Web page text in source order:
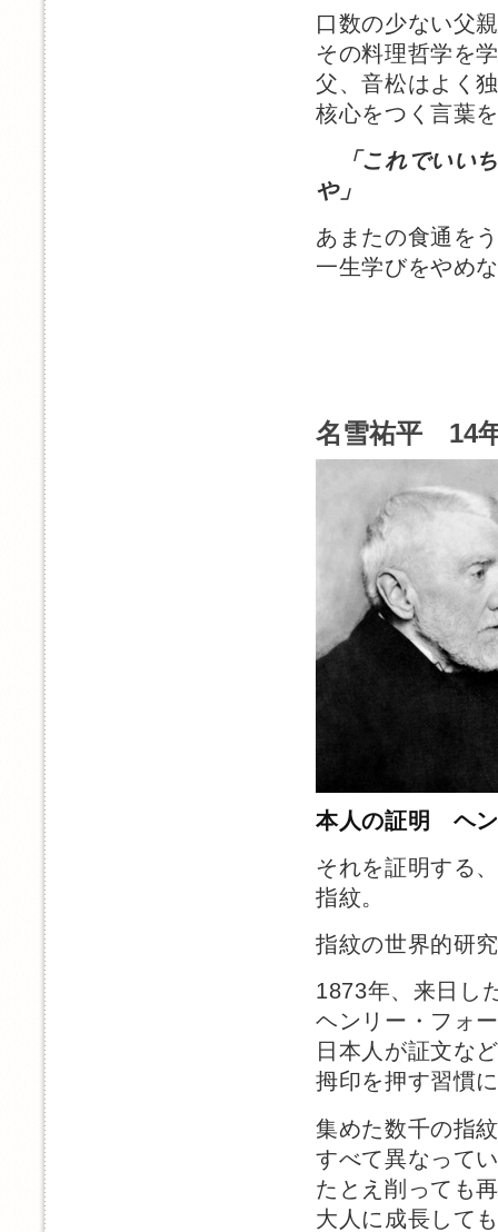
口数の少ない父
その料理哲学を
父、音松はよく
核心をつく言葉
「これでいい
や」
あまたの食通を
一生学びをやめ
名雪祐平 14
本人の証明 ヘ
それを証明する
指紋。
指紋の世界的研
1873年、来日し
ヘンリー・フォ
日本人が証文な
拇印を押す習慣
集めた数千の指
すべて異なって
たとえ削っても
大人に成長して